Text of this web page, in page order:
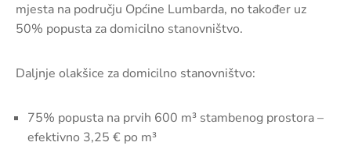
mjesta na području Općine Lumbarda, no također uz
50% popusta za domicilno stanovništvo.
Daljnje olakšice za domicilno stanovništvo:
75% popusta na prvih 600 m³ stambenog prostora –
efektivno 3,25 € po m³